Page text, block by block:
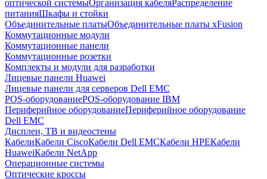
оптической системыОрганизация кабеляРаспределение
питанияШкафы и стойки
Объединительные платыОбъединительные платы xFusion
Коммутационные модули
Коммутационные панели
Коммутационные розетки
Комплекты и модули для разработки
Лицевые панели Huawei
Лицевые панели для серверов Dell EMC
POS-оборудованиеPOS-оборудование IBM
Периферийное оборудованиеПериферийное оборудование
Dell EMC
Дисплеи, ТВ и видеостены
КабелиКабели CiscoКабели Dell EMCКабели HPEКабели
HuaweiКабели NetApp
Операционные системы
Оптические кроссы